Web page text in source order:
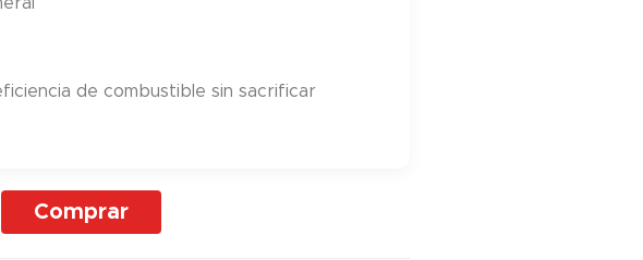
de combustible sin sacrificar
Comprar